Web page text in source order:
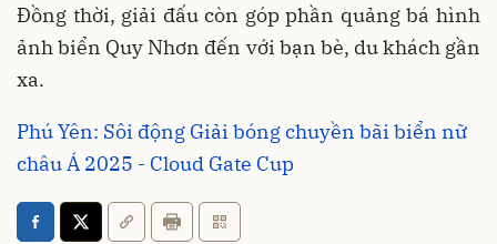
Đồng thời, giải đấu còn góp phần quảng bá hình
ảnh biển Quy Nhơn đến với bạn bè, du khách gần
xa.
Phú Yên: Sôi động Giải bóng chuyền bãi biển nữ
châu Á 2025 - Cloud Gate Cup